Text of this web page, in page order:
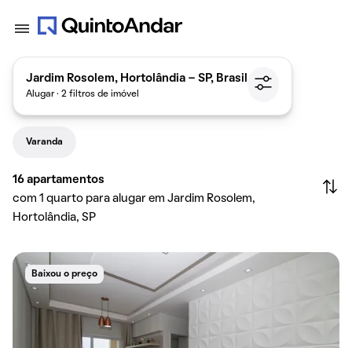
Jardim Rosolem, Hortolândia - SP, Brasil
Alugar · 2 filtros de imóvel
Varanda
16 apartamentos
com 1 quarto para alugar em Jardim Rosolem,
Hortolândia, SP
Baixou o preço